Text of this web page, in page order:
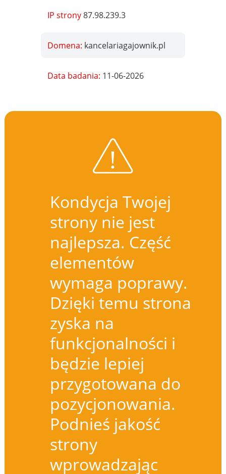
IP strony87.98.239.3
Domena: kancelariagajownik.pl
Data badania: 11-06-2026
Kondycja Twojej
strony nie jest
najlepsza. Część
elementów
wymaga poprawy.
Dzięki temu strona
zyska na
funkcjonalności i
będzie lepiej
przygotowana do
pozycjonowania.
Podnieś jakość
strony
wprowadzając